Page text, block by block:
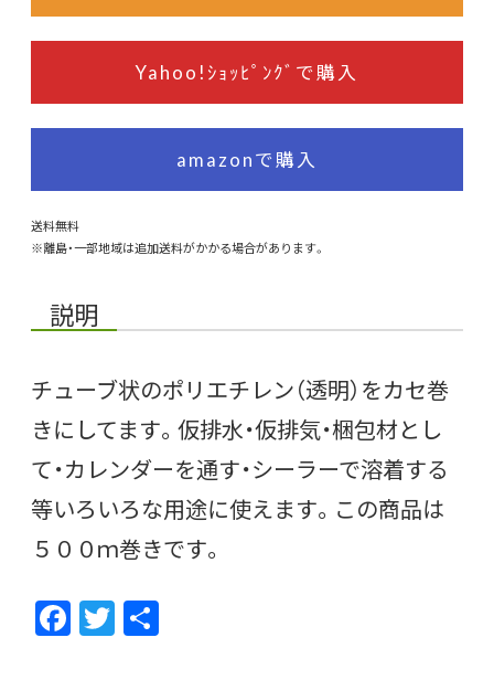
Yahoo!ｼｮｯﾋﾟﾝｸﾞで購入
amazonで購入
送料無料
※離島・一部地域は追加送料がかかる場合があります。
説明
チューブ状のポリエチレン（透明）をカセ巻
きにしてます。仮排水・仮排気・梱包材とし
て・カレンダーを通す・シーラーで溶着する
等いろいろな用途に使えます。この商品は
５００ｍ巻きです。
F
ac
T
w